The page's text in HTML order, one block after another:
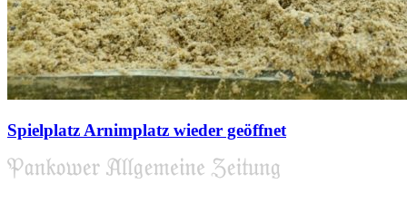
Spielplatz Arnimplatz wieder geöffnet